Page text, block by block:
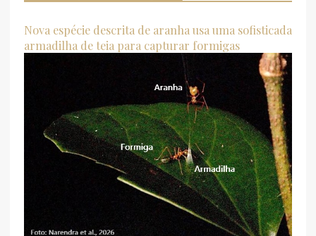
Nova espécie descrita de aranha usa uma sofisticada
armadilha de teia para capturar formigas